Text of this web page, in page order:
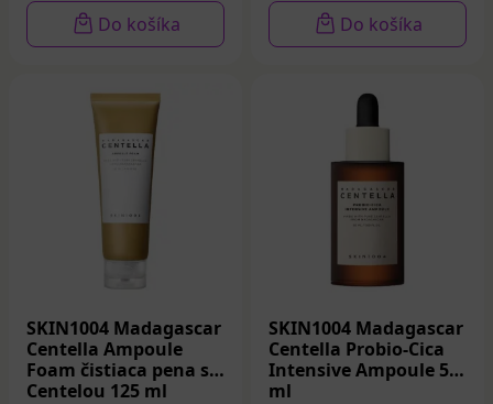
Do košíka Do košíka
SKIN1004 Madagascar
Centella Ampoule
Foam čistiaca pena s
Centelou 125 ml
SKIN1004 Madagascar
Centella Probio-Cica
Intensive Ampoule 50
ml